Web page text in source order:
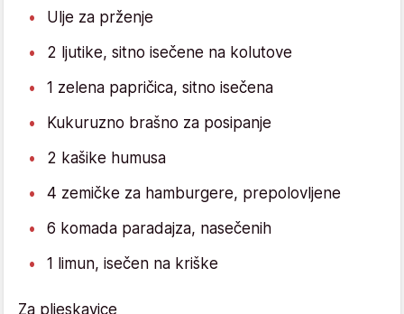
Ulje za prženje
2 ljutike, sitno isečene na kolutove
1 zelena papričica, sitno isečena
Kukuruzno brašno za posipanje
2 kašike humusa
4 zemičke za hamburgere, prepolovljene
6 komada paradajza, nasečenih
1 limun, isečen na kriške
Za pljeskavice